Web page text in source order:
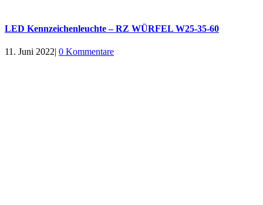
LED Kennzeichenleuchte – RZ WÜRFEL W25-35-60
11. Juni 2022| 0 Kommentare